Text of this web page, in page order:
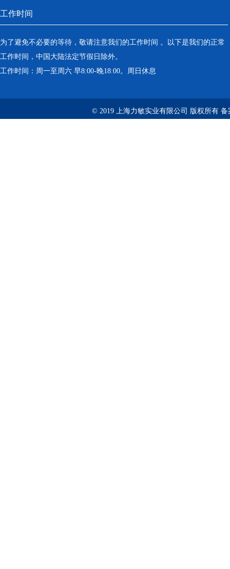
工作时间
为了避免不必要的等待，敬请注意我们的工作时间 。以下是我们的正常
工作时间，中国大陆法定节假日除外。
工作时间：周一至周六 早8:00-晚18:00。周日休息
© 2019 上海力敏实业有限公司 版权所有 备